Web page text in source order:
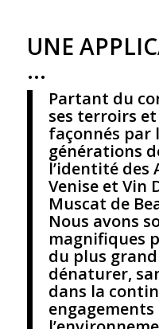
UNE
…
Partant du
ses terroirs et
façonnés par
générations
l’identité des
Venise et Vin
Muscat de
Nous avons
magnifiques
du plus
dénaturer,
dans la